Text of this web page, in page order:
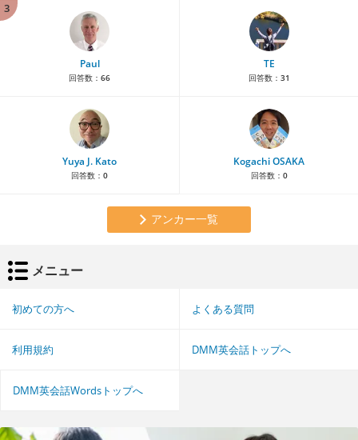
3
Paul
回答数： 66
TE
回答数： 31
Yuya J. Kato
回答数： 0
Kogachi OSAKA
回答数： 0
アンカー一覧
メニュー
初めての方へ よくある質問
利用規約 DMM英会話トップへ
DMM英会話Wordsトップへ